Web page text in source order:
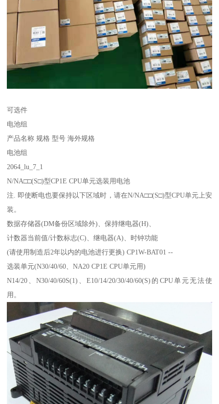
可选件
电池组
产品名称 规格 型号 海外规格
电池组
2064_lu_7_1
N/NA□□(S□)型CP1E CPU单元选装用电池
注. 即使断电也要保持以下区域时，请在N/NA□□(S□)型CPU单元上安
装。
数据存储器(DM备份区域除外)、保持继电器(H)、
计数器当前值/计数标志(C)、继电器(A)、时钟功能
(请使用制造后2年以内的电池进行更换) CP1W-BAT01 --
选装单元(N30/40/60、NA20 CP1E CPU单元用)
N14/20、N30/40/60S(1)、E10/14/20/30/40/60(S)的CPU单元无法使
用。